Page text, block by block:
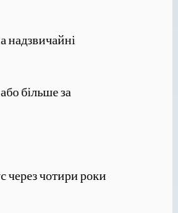
надзвичайні
більше за
через чотири роки